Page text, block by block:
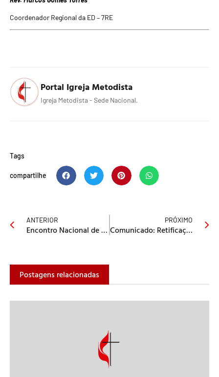
Coordenador Regional da ED – 7RE
Portal Igreja Metodista
Igreja Metodista - Sede Nacional.
Tags
compartilhe
ANTERIOR
Encontro Nacional de Jovens 2024 | INSCREVA-SE
PRÓXIMO
Comunicado: Retificação de Orientação – FATIM
Postagens relacionadas